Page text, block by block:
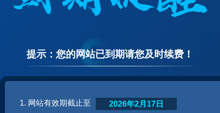
提示：您的网站已到期请您及时续费！
1. 网站有效期截止至
2026年2月17日